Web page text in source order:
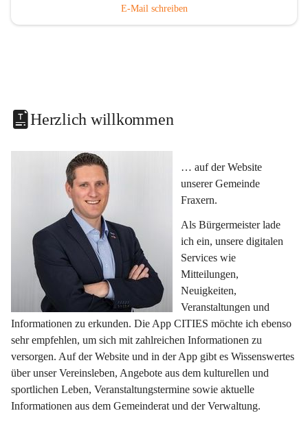
E-Mail schreiben
Herzlich willkommen
… auf der Website
unserer Gemeinde
Fraxern.
Als Bürgermeister lade
ich ein, unsere digitalen
Services wie
Mitteilungen,
Neuigkeiten,
Veranstaltungen und
Informationen zu erkunden. Die App CITIES möchte ich ebenso
sehr empfehlen, um sich mit zahlreichen Informationen zu
versorgen. Auf der Website und in der App gibt es Wissenswertes
über unser Vereinsleben, Angebote aus dem kulturellen und
sportlichen Leben, Veranstaltungstermine sowie aktuelle
Informationen aus dem Gemeinderat und der Verwaltung.